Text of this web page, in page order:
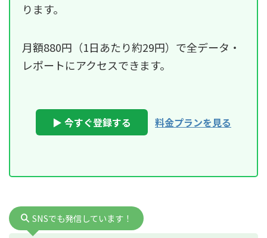
ります。
月額880円（1日あたり約29円）で全データ・
レポートにアクセスできます。
▶ 今すぐ登録する 料金プランを見る
SNSでも発信しています！